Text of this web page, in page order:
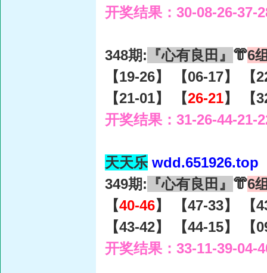
开奖结果：30-08-26-37-
348期: 『心有良田』 👘6
【19-26】 【06-17】 【
【21-01】 【26-21】 【
开奖结果：31-26-44-21-
天天乐 wdd.651926.top
349期: 『心有良田』 👘6
【40-46】 【47-33】 【
【43-42】 【44-15】 【
开奖结果：33-11-39-04-